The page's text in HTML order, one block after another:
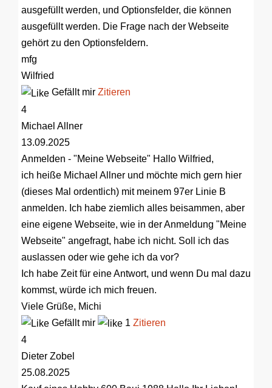
ausgefüllt werden, und Optionsfelder, die können
ausgefüllt werden. Die Frage nach der Webseite
gehört zu den Optionsfeldern.
mfg
Wilfried
Gefällt mir Zitieren
4
Michael Allner
13.09.2025
Anmelden - "Meine Webseite" Hallo Wilfried,
ich heiße Michael Allner und möchte mich gern hier
(dieses Mal ordentlich) mit meinem 97er Linie B
anmelden. Ich habe ziemlich alles beisammen, aber
eine eigene Webseite, wie in der Anmeldung "Meine
Webseite" angefragt, habe ich nicht. Soll ich das
auslassen oder wie gehe ich da vor?
Ich habe Zeit für eine Antwort, und wenn Du mal dazu
kommst, würde ich mich freuen.
Viele Grüße, Michi
Gefällt mir
1 Zitieren
4
Dieter Zobel
25.08.2025